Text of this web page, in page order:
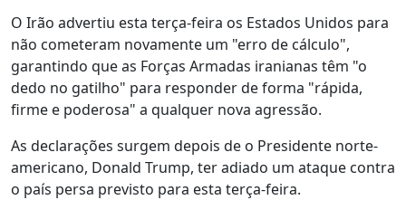
O Irão advertiu esta terça-feira os Estados Unidos para
não cometeram novamente um "erro de cálculo",
garantindo que as Forças Armadas iranianas têm "o
dedo no gatilho" para responder de forma "rápida,
firme e poderosa" a qualquer nova agressão.
As declarações surgem depois de o Presidente norte-
americano, Donald Trump, ter adiado um ataque contra
o país persa previsto para esta terça-feira.